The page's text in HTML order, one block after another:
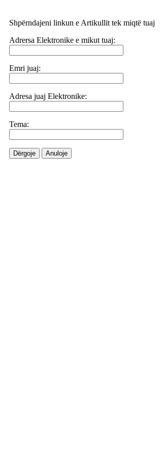
Shpërndajeni linkun e Artikullit tek miqtë tuaj
Adrersa Elektronike e mikut tuaj:
Emri juaj:
Adresa juaj Elektronike:
Tema:
Dërgoje Anuloje